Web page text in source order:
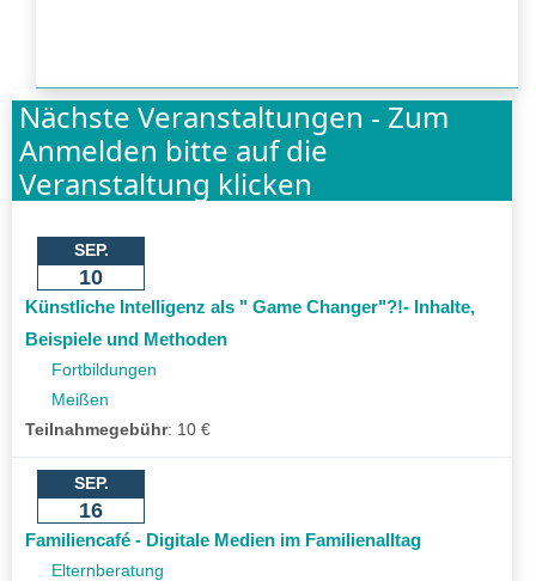
Nächste Veranstaltungen - Zum
Anmelden bitte auf die
Veranstaltung klicken
SEP.
10
Künstliche Intelligenz als " Game Changer"?!- Inhalte,
Beispiele und Methoden
Fortbildungen
Meißen
Teilnahmegebühr: 10 €
SEP.
16
Familiencafé - Digitale Medien im Familienalltag
Elternberatung